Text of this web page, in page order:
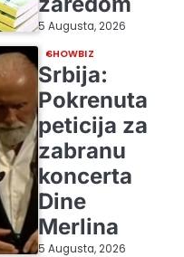
5 Augusta, 2026
SHOWBIZ
Srbija:
Pokrenuta
peticija za
zabranu
koncerta
Dine
Merlina
5 Augusta, 2026